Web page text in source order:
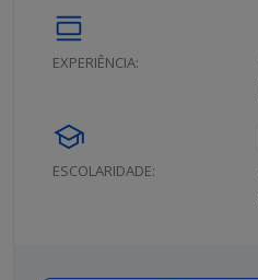
calendar_view_day
EXPERIÊNCIA:
school
ESCOLARIDADE: